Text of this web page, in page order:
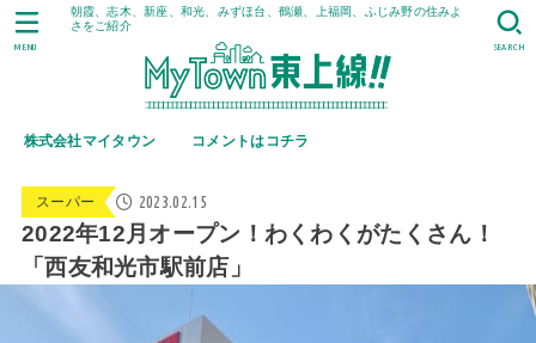
朝霞、志木、新座、和光、みずほ台、鶴瀬、上福岡、ふじみ野の住みよ
さをご紹介
株式会社マイタウン コメントはコチラ
SEARCH
MENU
スーパー 2023.02.15
2022年12月オープン！わくわくがたくさん！
「西友和光市駅前店」